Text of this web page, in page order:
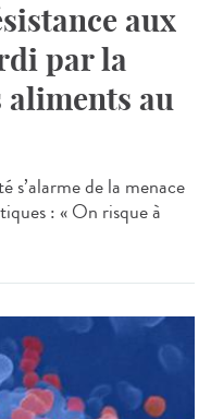
aux
par la
au
s’alarme de la menace
: « On risque à